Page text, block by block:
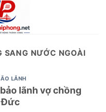
SANG NƯỚC NGOÀI
LÃNH
lãnh vợ chồng
Đức